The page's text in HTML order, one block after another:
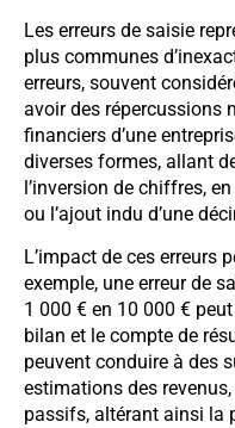
Les erreurs de saisie
plus communes
erreurs, souvent
avoir des répercussions
financiers d’une
diverses formes, allant
l’inversion de chiffres,
ou l’ajout indu d’une
L’impact de ces erreurs
exemple, une erreur de
1 000 € en 10 000 €
bilan et le compte de
peuvent conduire à des
estimations des
passifs, altérant ainsi la